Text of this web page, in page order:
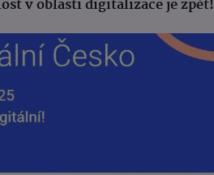
v oblasti digitalizace je zpět!